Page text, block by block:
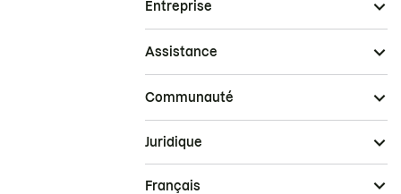
Entreprise
Assistance
Communauté
Juridique
Français